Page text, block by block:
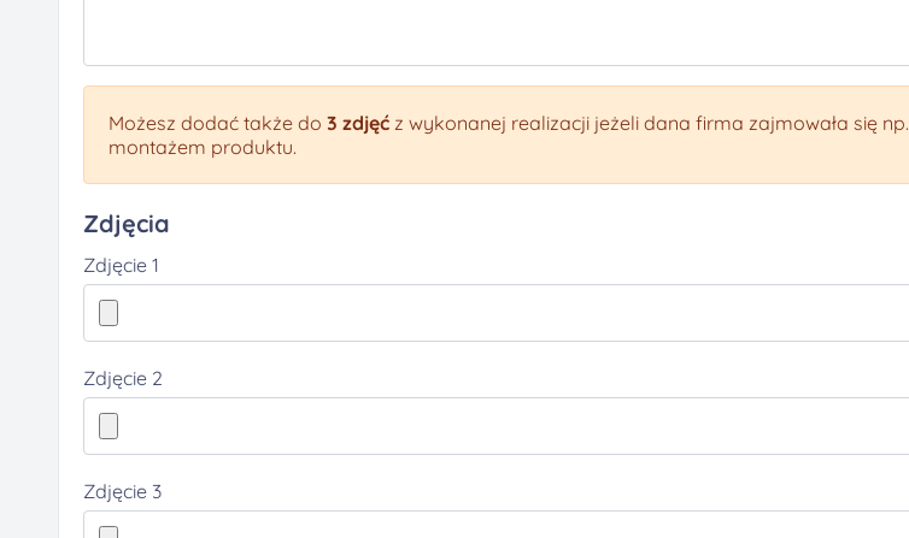
Możesz dodać także do 3 zdjęć z wykonanej realizacji jeżeli dana firma zajmowała się np.
montażem produktu.
Zdjęcia
Zdjęcie 1
Zdjęcie 2
Zdjęcie 3